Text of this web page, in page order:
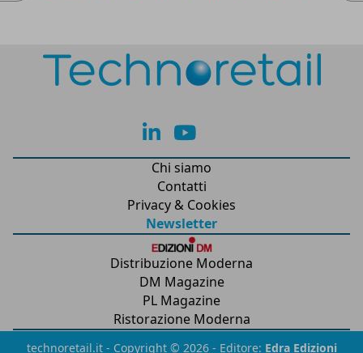
lk yt
Chi siamo
Contatti
Privacy & Cookies
Newsletter
Distribuzione Moderna
DM Magazine
PL Magazine
Ristorazione Moderna
technoretail.it - Copyright © 2026 - Editore: Edra Edizioni